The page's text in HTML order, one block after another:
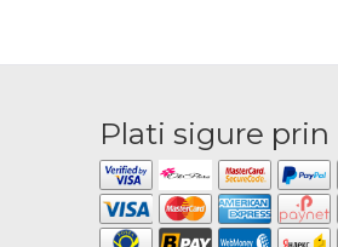
Plati sigure prin